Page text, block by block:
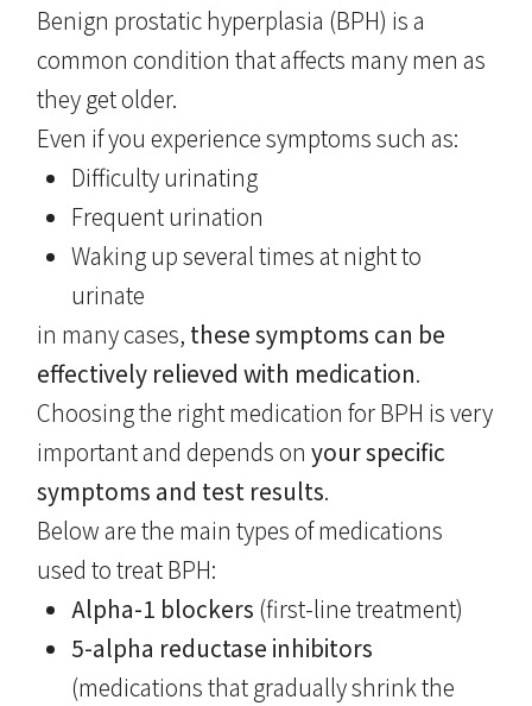
Benign prostatic hyperplasia (BPH) is a
common condition that affects many men as
they get older.
Even if you experience symptoms such as:
Difficulty urinating
Frequent urination
Waking up several times at night to
urinate
in many cases, these symptoms can be
effectively relieved with medication.
Choosing the right medication for BPH is very
important and depends onyour specific
symptoms and test results.
Below are the main types of medications
used to treat BPH:
Alpha-1 blockers (first-line treatment)
5-alpha reductase inhibitors
(medications that gradually shrink the